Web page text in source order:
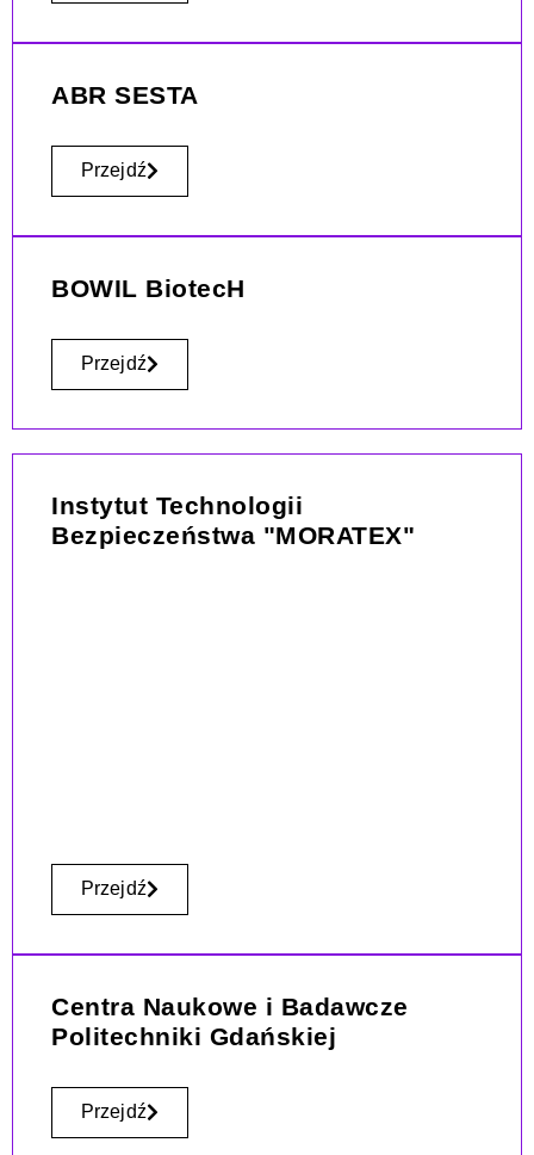
ABR SESTA
Przejdź
BOWIL BiotecH
Przejdź
Instytut Technologii
Bezpieczeństwa "MORATEX"
Przejdź
Centra Naukowe i Badawcze
Politechniki Gdańskiej
Przejdź